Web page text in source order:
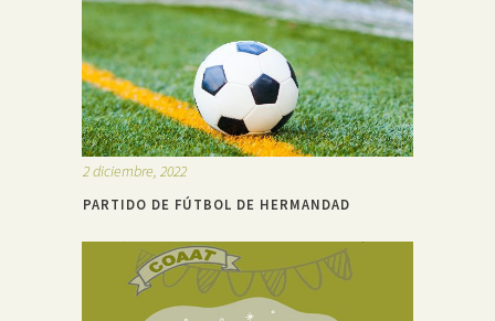
2 diciembre, 2022
PARTIDO DE FÚTBOL DE HERMANDAD